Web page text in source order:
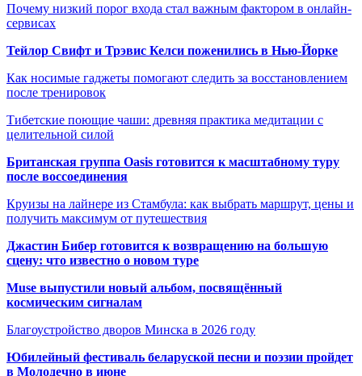
Почему низкий порог входа стал важным фактором в онлайн-
сервисах
Тейлор Свифт и Трэвис Келси поженились в Нью-Йорке
Как носимые гаджеты помогают следить за восстановлением
после тренировок
Тибетские поющие чаши: древняя практика медитации с
целительной силой
Британская группа Oasis готовится к масштабному туру
после воссоединения
Круизы на лайнере из Стамбула: как выбрать маршрут, цены и
получить максимум от путешествия
Джастин Бибер готовится к возвращению на большую
сцену: что известно о новом туре
Muse выпустили новый альбом, посвящённый
космическим сигналам
Благоустройство дворов Минска в 2026 году
Юбилейный фестиваль беларуской песни и поэзии пройдет
в Молодечно в июне